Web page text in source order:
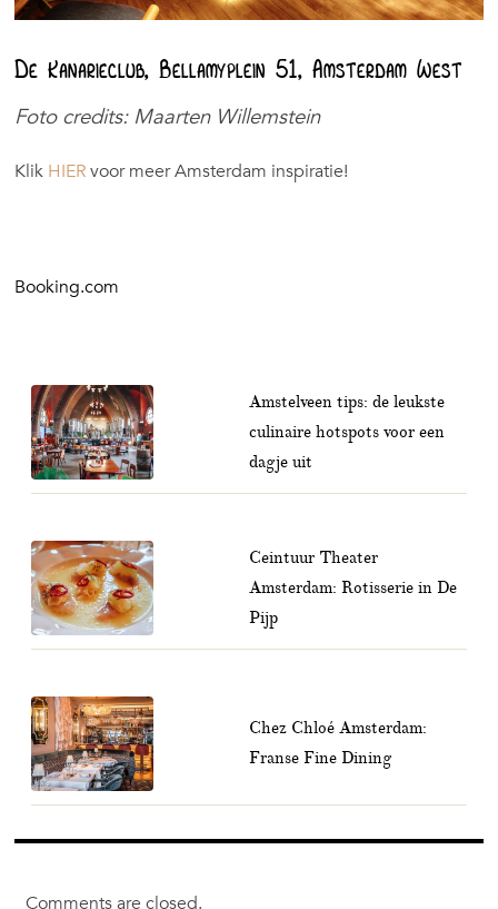
De Kanarieclub, Bellamyplein 51, Amsterdam West
Foto credits: Maarten Willemstein
Klik HIERvoor meer Amsterdam inspiratie!
Booking.com
Amstelveen tips: de leukste
culinaire hotspots voor een
dagje uit
Ceintuur Theater
Amsterdam: Rotisserie in De
Pijp
Chez Chloé Amsterdam:
Franse Fine Dining
Comments are closed.